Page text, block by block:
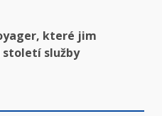
které jim
století služby